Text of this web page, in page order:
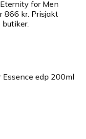
for Men
866 kr. Prisjakt
edp 200ml